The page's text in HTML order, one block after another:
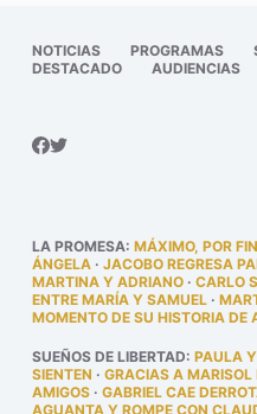
NOTICIAS PROGRAMAS
DESTACADO
AUDIENCIAS
LA PROMESA: MÁXIMO, POR
ÁNGELA· JACOBO REGRESA
MARTINA Y ADRIANO· CARLO
ENTRE MARÍA Y SAMUEL·
MOMENTO DE SU HISTORIA DE
SUEÑOS DE LIBERTAD: PAULA
SIENTEN · GRACIAS A
AMIGOS· GABRIEL CAE
AGUANTA Y ROMPE CON